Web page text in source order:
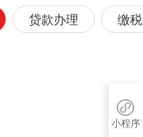
贷款办理 缴
小程序